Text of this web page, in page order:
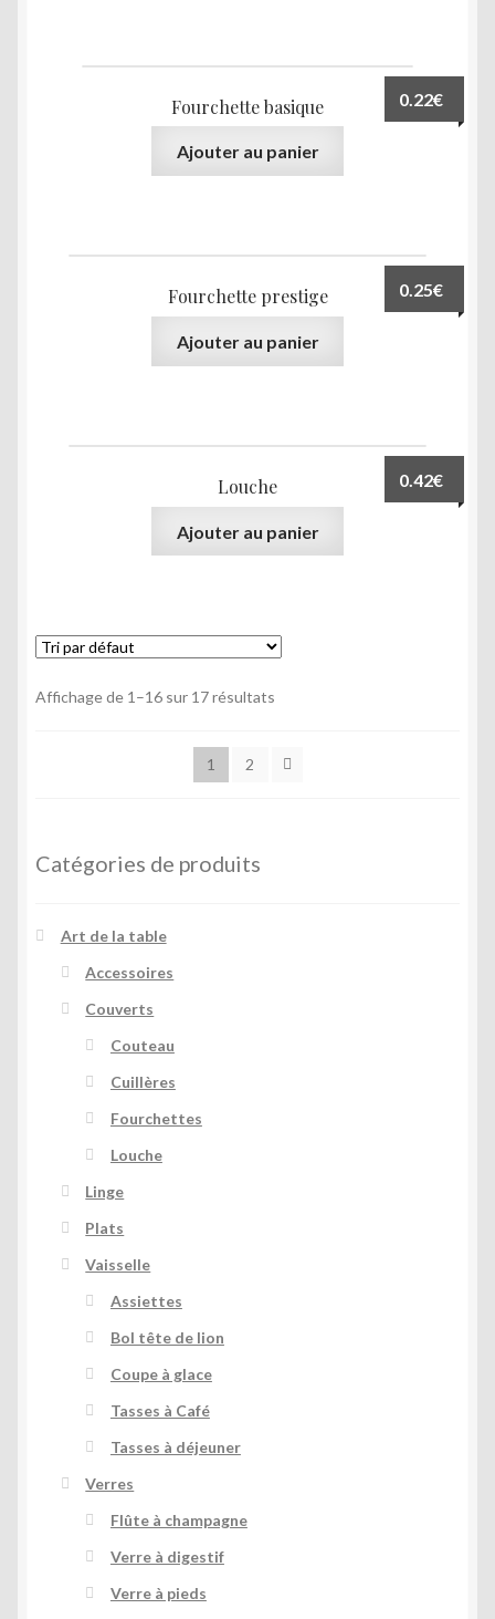
Fourchette basique 0.22€
Ajouter au panier
Fourchette prestige 0.25€
Ajouter au panier
Louche 0.42€
Ajouter au panier
Affichage de 1–16 sur 17 résultats
1 2
Catégories de produits
Art de la table
Accessoires
Couverts
Couteau
Cuillères
Fourchettes
Louche
Linge
Plats
Vaisselle
Assiettes
Bol tête de lion
Coupe à glace
Tasses à Café
Tasses à déjeuner
Verres
Flûte à champagne
Verre à digestif
Verre à pieds